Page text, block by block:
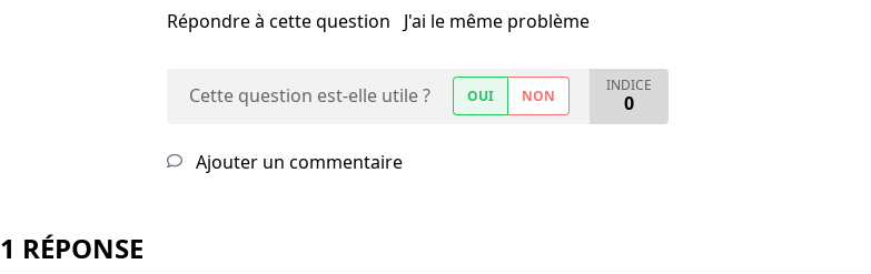
Répondre à cette question J'ai le même problème
Cette question est-elle utile ? OUI NON
INDICE
0
Ajouter un commentaire
1 RÉPONSE